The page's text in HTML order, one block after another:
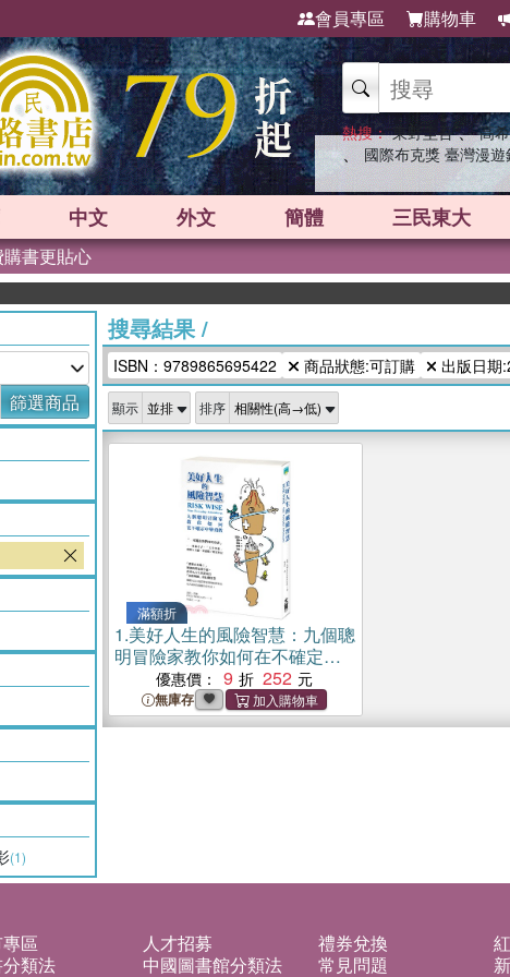
會員專區 購物車
熱搜： 東野圭吾 、 高
、 國際布克獎 臺灣漫遊
中文 外文 簡體 三民東大
書更貼心
篩選商品
(1)
搜尋結果/
ISBN：9789865695422 商品狀態:可訂購 出版日期
顯示 排序
滿額折
1.美好人生的風險智慧：九個聰
明冒險家教你如何在不確定中
變勇敢優惠價： 9 252
無庫存
區 人才招募 禮券兌換
類法 中國圖書館分類法 常見問題